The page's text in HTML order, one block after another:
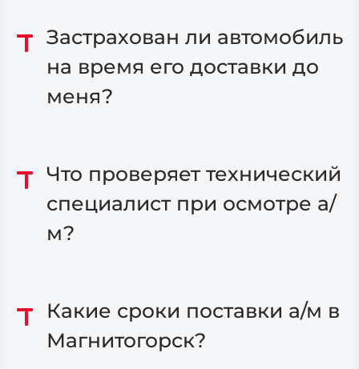
Застрахован ли автомобиль
на время его доставки до
меня?
Что проверяет технический
специалист при осмотре а/
м?
Какие сроки поставки а/м в
Магнитогорск?